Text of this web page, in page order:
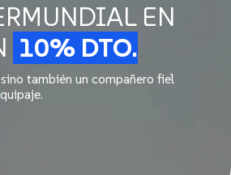
EN
10% DTO.
también un compañero fiel